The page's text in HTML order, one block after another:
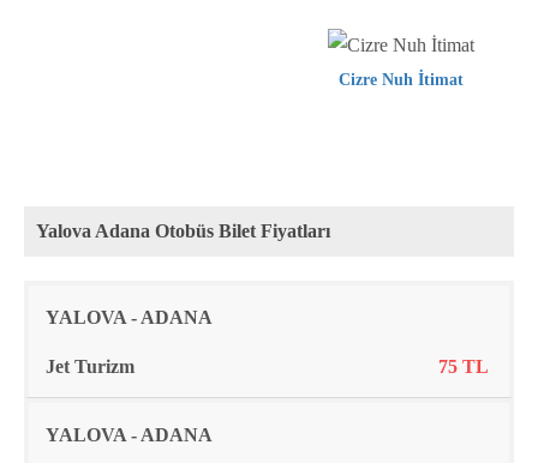
Cizre Nuh İtimat
Yalova Adana Otobüs Bilet Fiyatları
Rota Firma Fiyat
YALOVA - ADANA
Jet Turizm 75 TL
YALOVA - ADANA